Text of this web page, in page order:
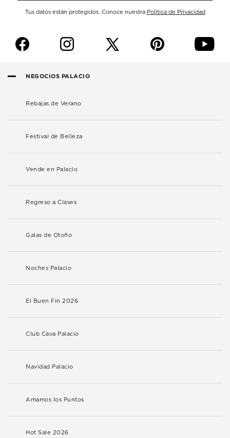
Tus datos están protegidos. Conoce nuestra Política de Privacidad
f i p y
NEGOCIOS PALACIO
Rebajas de Verano
Festival de Belleza
Vende en Palacio
Regreso a Clases
Galas de Otoño
Noches Palacio
El Buen Fin 2026
Club Cava Palacio
Navidad Palacio
Amamos los Puntos
Hot Sale 2026